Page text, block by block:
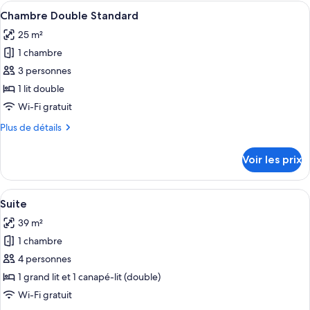
Standard
de
Chambre
Simple
Standard
Afficher
toutes
les
photos
pour
ce
type
chambre :
Standard
Une chambre d’hôtel avec un grand
6
Chambre Double Standard
25 m²
1 chambre
3 personnes
1 lit double
Wi-Fi gratuit
Plus de détails
Plus
le
type
de
Chambre
Double
Standard
Voir les prix
Afficher
toutes
les
photos
pour
ce
type
Une chambre d’hôtel avec un
5
Suite
39 m²
1 chambre
4 personnes
1 grand lit et 1 canapé-lit (double)
Wi-Fi gratuit